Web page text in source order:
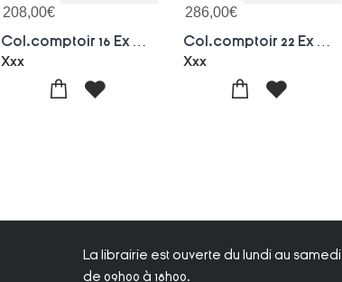
208,00€
Xxx
286,00€
Xxx
La librairie est ouverte du lundi au samedi
de 09h00 à 18h00.